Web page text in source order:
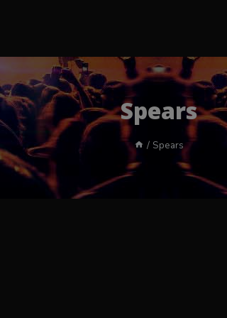
Spears
/ Spears